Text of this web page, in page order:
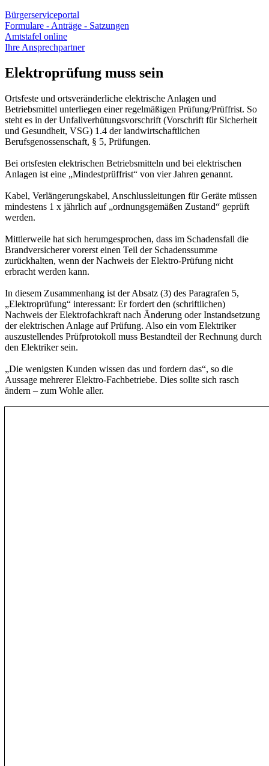
Bürgerserviceportal
Formulare - Anträge - Satzungen
Amtstafel online
Ihre Ansprechpartner
Elektroprüfung muss sein
Ortsfeste und ortsveränderliche elektrische Anlagen und
Betriebsmittel unterliegen einer regelmäßigen Prüfung/Prüffrist. So
steht es in der Unfallverhütungsvorschrift (Vorschrift für Sicherheit
und Gesundheit, VSG) 1.4 der landwirtschaftlichen
Berufsgenossenschaft, § 5, Prüfungen.
Bei ortsfesten elektrischen Betriebsmitteln und bei elektrischen
Anlagen ist eine „Mindestprüffrist“ von vier Jahren genannt.
Kabel, Verlängerungskabel, Anschlussleitungen für Geräte müssen
mindestens 1 x jährlich auf „ordnungsgemäßen Zustand“ geprüft
werden.
Mittlerweile hat sich herumgesprochen, dass im Schadensfall die
Brandversicherer vorerst einen Teil der Schadenssumme
zurückhalten, wenn der Nachweis der Elektro-Prüfung nicht
erbracht werden kann.
In diesem Zusammenhang ist der Absatz (3) des Paragrafen 5,
„Elektroprüfung“ interessant: Er fordert den (schriftlichen)
Nachweis der Elektrofachkraft nach Änderung oder Instandsetzung
der elektrischen Anlage auf Prüfung. Also ein vom Elektriker
auszustellendes Prüfprotokoll muss Bestandteil der Rechnung durch
den Elektriker sein.
„Die wenigsten Kunden wissen das und fordern das“, so die
Aussage mehrerer Elektro-Fachbetriebe. Dies sollte sich rasch
ändern – zum Wohle aller.